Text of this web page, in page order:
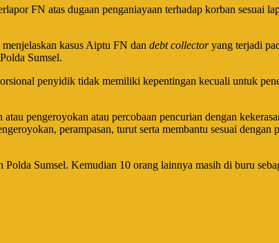
FN atas dugaan penganiayaan terhadap korban sesuai
kasus Aiptu FN dan debt collectoryang terjadi
Sumsel.
penyidik tidak memiliki kepentingan kecuali untuk
atau pengeroyokan atau percobaan pencurian dengan
perampasan, turut serta membantu sesuai
Polda Sumsel. Kemudian 10 orang lainnya masih di buru